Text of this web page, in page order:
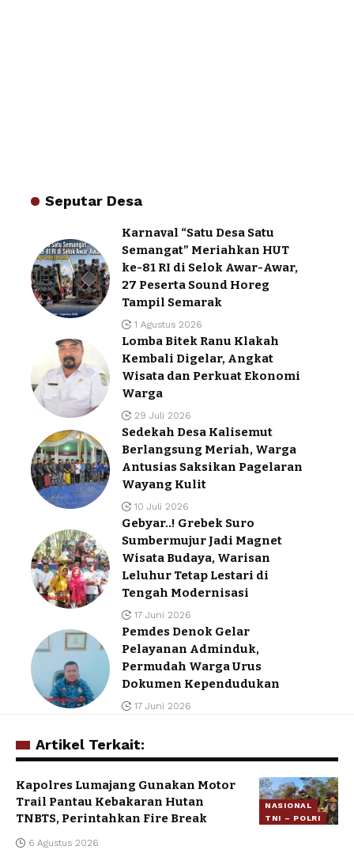
Seputar Desa
Karnaval “Satu Desa Satu
Semangat” Meriahkan HUT
ke-81 RI di Selok Awar-Awar,
27 Peserta Sound Horeg
Tampil Semarak
1 Agustus 2026
Lomba Bitek Ranu Klakah
Kembali Digelar, Angkat
Wisata dan Perkuat Ekonomi
Warga
29 Juli 2026
Sedekah Desa Kalisemut
Berlangsung Meriah, Warga
Antusias Saksikan Pagelaran
Wayang Kulit
10 Juli 2026
Gebyar..! Grebek Suro
Sumbermujur Jadi Magnet
Wisata Budaya, Warisan
Leluhur Tetap Lestari di
Tengah Modernisasi
17 Juni 2026
Pemdes Denok Gelar
Pelayanan Adminduk,
Permudah Warga Urus
Dokumen Kependudukan
17 Juni 2026
Artikel Terkait:
NASIONAL
TNI – POLRI
Kapolres Lumajang Gunakan Motor
Trail Pantau Kebakaran Hutan
TNBTS, Perintahkan Fire Break
6 Agustus 2026